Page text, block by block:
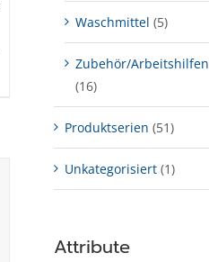
Waschmittel (5)
Zubehör/Arbeitshilfen
(16)
Produktserien (51)
Unkategorisiert (1)
Attribute